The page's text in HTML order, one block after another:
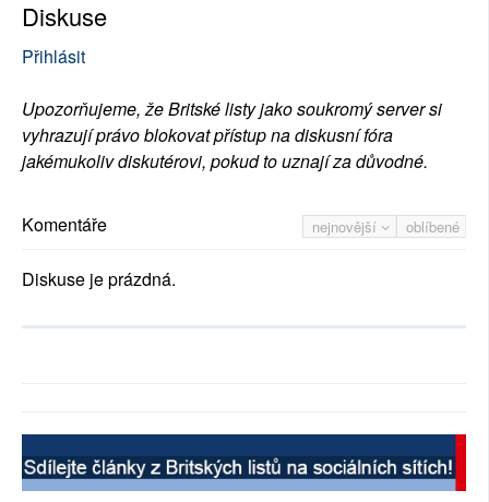
Diskuse
Přihlásit
Upozorňujeme, že Britské listy jako soukromý server si
vyhrazují právo blokovat přístup na diskusní fóra
jakémukoliv diskutérovi, pokud to uznají za důvodné.
nejnovější oblíbené
Komentáře
Diskuse je prázdná.